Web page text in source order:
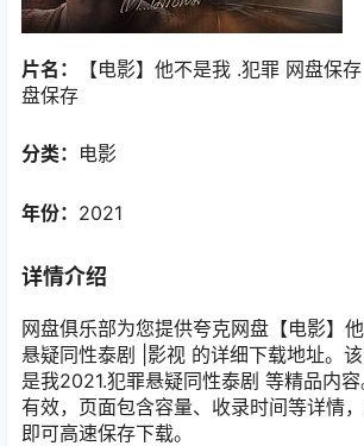
片名：
【电影】他不是我 .犯罪 网盘保
盘保存
分类： 电影
年份： 2021
详情介绍
网盘俱乐部为您提供夸克网盘【电影】
悬疑同性泰剧 |影视 的详细下载地址。
是我2021.犯罪悬疑同性泰剧 等精品内
有效，页面包含容量、收录时间等详情
即可高速保存下载。